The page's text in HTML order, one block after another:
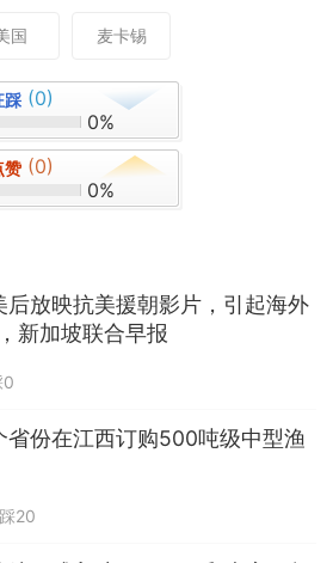
国 麦卡锡
踩 (0)
0%
赞 (0)
0%
后放映抗美援朝影片，引起海外
新加坡联合早报
0
省份在江西订购500吨级中型渔
踩20